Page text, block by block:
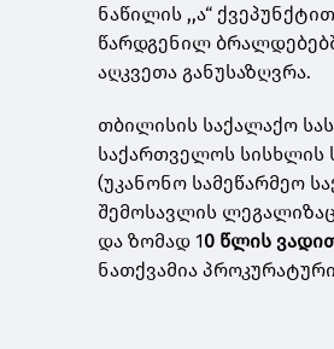
ნაწილის ,,ა“
წარდგენილ
აღკვეთა განუსაზღვრა.
თბილისის საქალაქო
საქართველოს სისხლის
(უკანონო სამეწარმეო
შემოსავლის
და ზომად 10 წლის
ნათქვამია